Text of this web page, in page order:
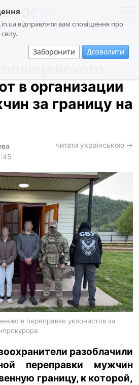
відправляти вам сповіщення про
Заборонити Дозволити
общество
происшествия
криминал
харьков
архив
gambling
в организации
за границу на
читати українською →
в переправке уклонистов за
разоблачили
переправки мужчин
границу, к которой,